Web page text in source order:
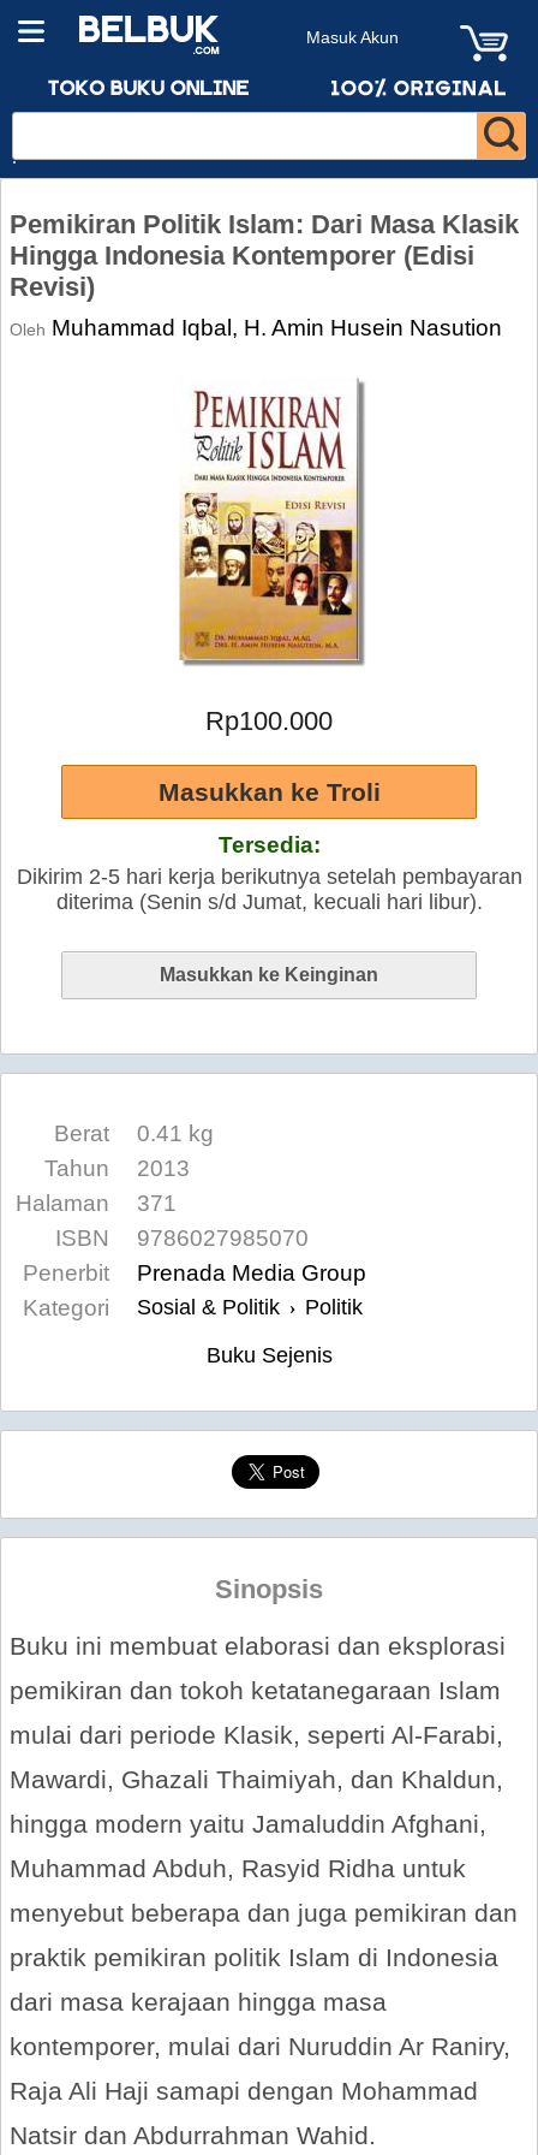
Masuk Akun
Pemikiran Politik Islam: Dari Masa Klasik
Hingga Indonesia Kontemporer (Edisi
Revisi)
Oleh Muhammad Iqbal, H. Amin Husein Nasution
Rp100.000
Tersedia:
Dikirim 2-5 hari kerja berikutnya setelah pembayaran
diterima (Senin s/d Jumat, kecuali hari libur).
Berat
0.41 kg
Tahun
2013
Halaman
371
ISBN
9786027985070
Penerbit
Prenada Media Group
Kategori
Sosial & Politik › Politik
Buku Sejenis
Sinopsis
Buku ini membuat elaborasi dan eksplorasi
pemikiran dan tokoh ketatanegaraan Islam
mulai dari periode Klasik, seperti Al-Farabi,
Mawardi, Ghazali Thaimiyah, dan Khaldun,
hingga modern yaitu Jamaluddin Afghani,
Muhammad Abduh, Rasyid Ridha untuk
menyebut beberapa dan juga pemikiran dan
praktik pemikiran politik Islam di Indonesia
dari masa kerajaan hingga masa
kontemporer, mulai dari Nuruddin Ar Raniry,
Raja Ali Haji samapi dengan Mohammad
Natsir dan Abdurrahman Wahid.